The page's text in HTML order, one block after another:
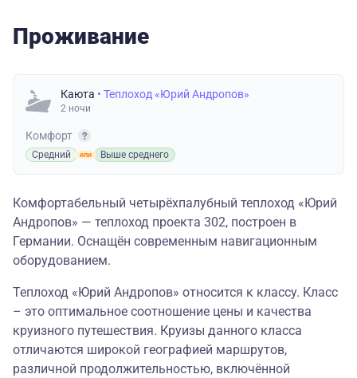
Проживание
Каюта • Теплоход «Юрий Андропов»
2 ночи
Комфорт
Средний Выше среднего
Комфортабельный четырёхпалубный теплоход «Юрий
Андропов» — теплоход проекта 302, построен в
Германии. Оснащён современным навигационным
оборудованием.
Теплоход «Юрий Андропов» относится к классу. Класс
– это оптимальное соотношение цены и качества
круизного путешествия. Круизы данного класса
отличаются широкой географией маршрутов,
различной продолжительностью, включённой